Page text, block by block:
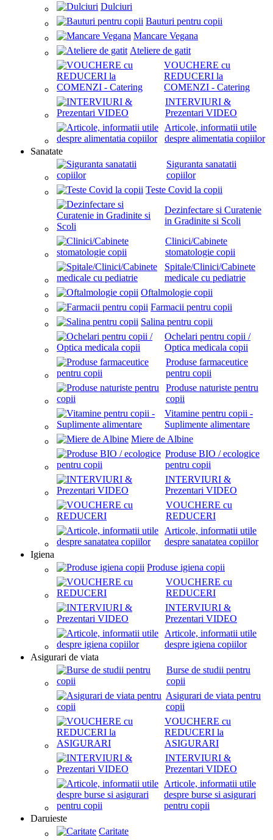
Dulciuri
Bauturi pentru copii
Mancare Vegana
Ateliere de gatit
VOUCHERE cu
REDUCERI la
COMENZI - Catering
INTERVIURI &
Prezentari VIDEO
Articole, informatii utile
despre alimentatia copiilor
Sanatate
Siguranta sanatatii
copiilor
Teste Covid la copii
Dezinfectare si Curatenie
in Gradinite si Scoli
Clinici/Cabinete
stomatologie copii
Spitale/Clinici/Cabinete
medicale cu pediatrie
Oftalmologie copii
Farmacii pentru copii
Salina pentru copii
Ochelari pentru copii /
Optica medicala copii
Produse farmaceutice
pentru copii
Produse naturiste pentru
copii
Vitamine pentru copii -
Suplimente alimentare
Miere de Albine
Produse BIO / ecologice
pentru copii
INTERVIURI &
Prezentari VIDEO
VOUCHERE cu
REDUCERI
Articole, informatii utile
despre sanatatea copiilor
Igiena
Produse igiena copii
VOUCHERE cu
REDUCERI
INTERVIURI &
Prezentari VIDEO
Articole, informatii utile
despre igiena copiilor
Asigurari de viata
Burse de studii pentru
copii
Asigurari de viata pentru
copii
VOUCHERE cu
REDUCERI la
ASIGURARI
INTERVIURI &
Prezentari VIDEO
Articole, informatii utile
despre burse si asigurari
pentru copii
Daruieste
Caritate